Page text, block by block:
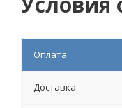
Оплата
Доставка